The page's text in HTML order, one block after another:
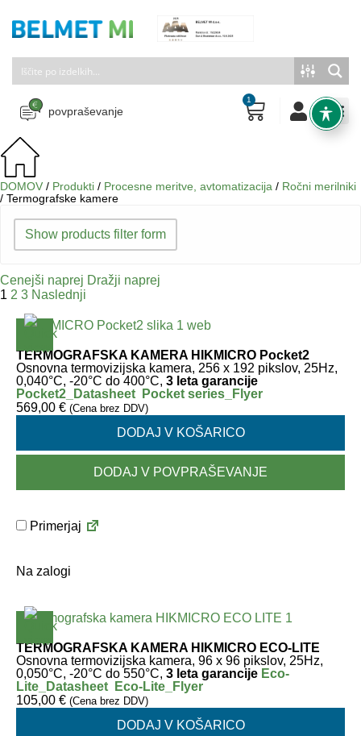
povpraševanje
1
DOMOV / Produkti / Procesne meritve, avtomatizacija / Ročni merilniki
/ Termografske kamere
Show products filter form
Cenejši naprej Dražji naprej
1 2 3 Naslednji
TERMOGRAFSKA KAMERA HIKMICRO Pocket2
Osnovna termovizijska kamera, 256 x 192 pikslov, 25Hz,
0,040°C, -20°C do 400°C, 3 leta garancije
Pocket2_Datasheet
Pocket series_Flyer
569,00 € (Cena brez DDV)
DODAJ V KOŠARICO
DODAJ V POVPRAŠEVANJE
Primerjaj
Na zalogi
TERMOGRAFSKA KAMERA HIKMICRO ECO-LITE
Osnovna termovizijska kamera, 96 x 96 pikslov, 25Hz,
0,050°C, -20°C do 550°C, 3 leta garancije Eco-
Lite_Datasheet
Eco-Lite_Flyer
105,00 € (Cena brez DDV)
DODAJ V KOŠARICO